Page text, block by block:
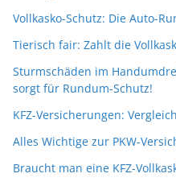
Vollkasko-Schutz: Die Auto-
Tierisch fair: Zahlt die
Sturmschäden im
sorgt für Rundum-Schutz!
KFZ-Versicherungen:
Alles Wichtige zur PKW-
Braucht man eine KFZ-